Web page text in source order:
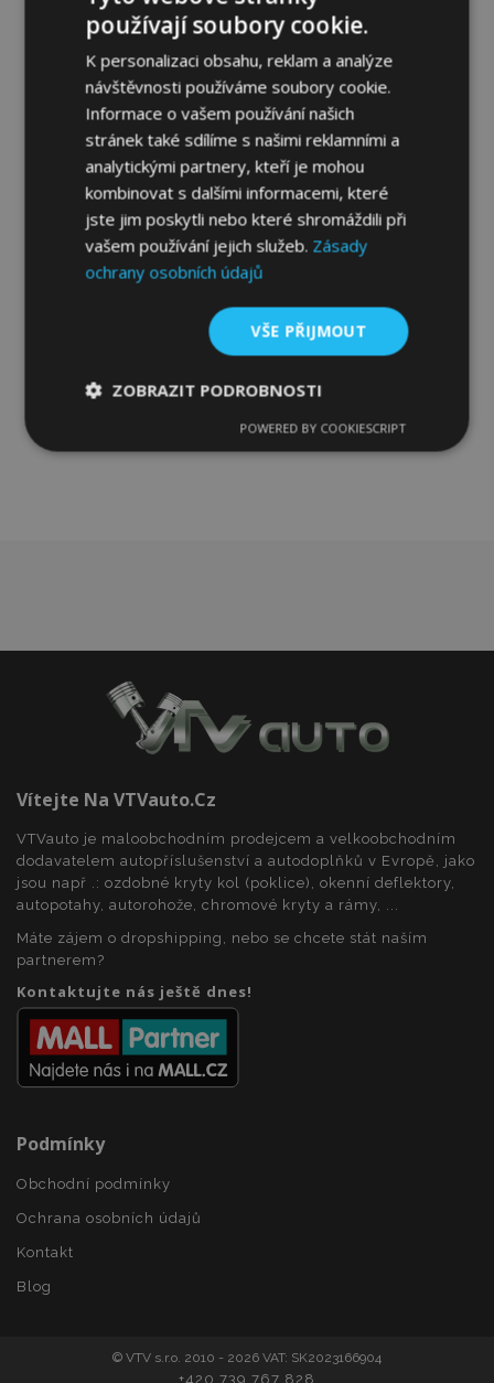
Ofuky oken pro CITROEN XANTIA-
HATCHBACK, L + P 1993-2000, přední a
zadní, 4 ks, 5-dv.
1 249,00 Kč
Přidat Do Košíku
Přidat
oblíbeným
Vítejte Na VTVauto.cz
VTVauto je maloobchodním prodejcem a velkoobchodním
dodavatelem autopříslušenství a autodoplňků v Evropě, jako
jsou např .: ozdobné kryty kol (poklice), okenní deflektory,
autopotahy, autorohože, chromové kryty a rámy, ...
Máte zájem o dropshipping, nebo se chcete stát naším
partnerem?
Kontaktujte nás ještě dnes!
Podmínky
Obchodní podmínky
Ochrana osobních údajů
Kontakt
Blog
© VTV s.r.o. 2010 - 2026 VAT: SK2023166904
+420 739 767 828
používají soubory cookie.
K personalizaci obsahu, reklam a analýze
návštěvnosti používáme soubory cookie.
Informace o vašem používání našich
stránek také sdílíme s našimi reklamními a
analytickými partnery, kteří je mohou
kombinovat s dalšími informacemi, které
jste jim poskytli nebo které shromáždili při
vašem používání jejich služeb. Zásady
ochrany osobních údajů
VŠE PŘIJMOUT
ZOBRAZIT PODROBNOSTI
nutné
Výkonové
soubory
Soubory
cílení
Nezbytně nutné soubory
Soubory cílení
Funkční soubory
funkce webových stránek, jako je přihlášení
nezbytně nutných souborů cookie správně
používat.
Název
Poskytovatel/
Doména
section_data_ids
Adobe Inc.
POWERED BY COOKIESCRIPT